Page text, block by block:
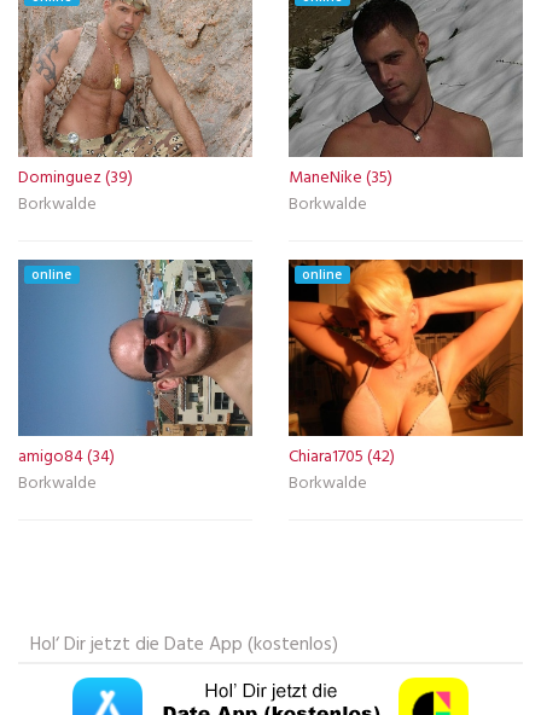
Dominguez (39)
Borkwalde
ManeNike (35)
Borkwalde
online
amigo84 (34)
Borkwalde
online
Chiara1705 (42)
Borkwalde
Hol‘ Dir jetzt die Date App (kostenlos)